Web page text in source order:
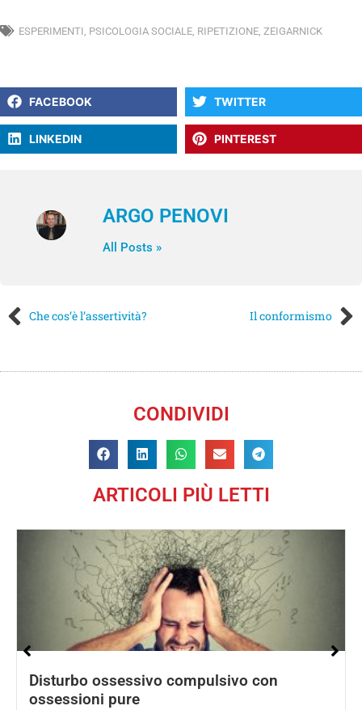
ESPERIMENTI PSICOLOGIA SOCIALE RIPETIZIONE ZEIGARNICK
FACEBOOK TWITTER
LINKEDIN PINTEREST
ARGO PENOVI
All Posts »
Che cos’è l’assertività? Il conformismo
CONDIVIDI
ARTICOLI PIÙ LETTI
Disturbo ossessivo compulsivo con
ossessioni pure